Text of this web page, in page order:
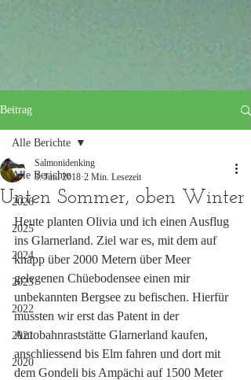
Beitrag
Alle Berichte
2026
2025
2024
2023
2022
2021
2020
Alle Berichte
Unten Sommer, oben Winter
Salmonidenking
3. Juni 2018 2 Min. Lesezeit
Heute planten Olivia und ich einen Ausflug
ins Glarnerland. Ziel war es, mit dem auf
knapp über 2000 Metern über Meer
gelegenen Chüebodensee einen mir
unbekannten Bergsee zu befischen. Hierfür
mussten wir erst das Patent in der
Autobahnraststätte Glarnerland kaufen,
anschliessend bis Elm fahren und dort mit
dem Gondeli bis Ampächi auf 1500 Meter